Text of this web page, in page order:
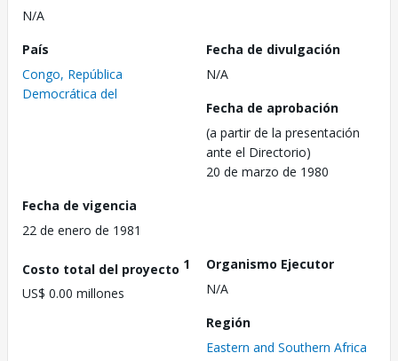
N/A
País
Congo, República
Democrática del
Fecha de divulgación
N/A
Fecha de aprobación
(a partir de la presentación
ante el Directorio)
20 de marzo de 1980
Fecha de vigencia
22 de enero de 1981
Costo total del proyecto 1
US$ 0.00 millones
Organismo Ejecutor
N/A
Región
Eastern and Southern Africa